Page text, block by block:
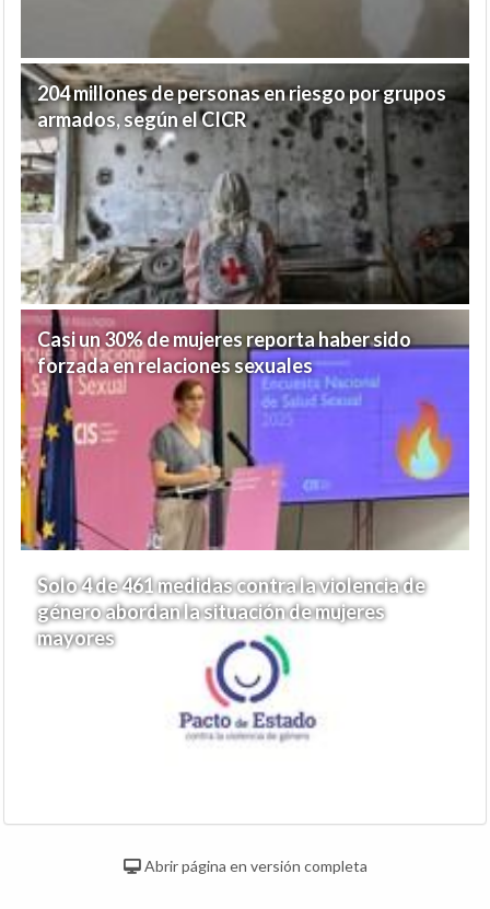
204 millones de personas en riesgo por grupos
armados, según el CICR
Casi un 30% de mujeres reporta haber sido
forzada en relaciones sexuales
Solo 4 de 461 medidas contra la violencia de
género abordan la situación de mujeres
mayores
Abrir página en versión completa